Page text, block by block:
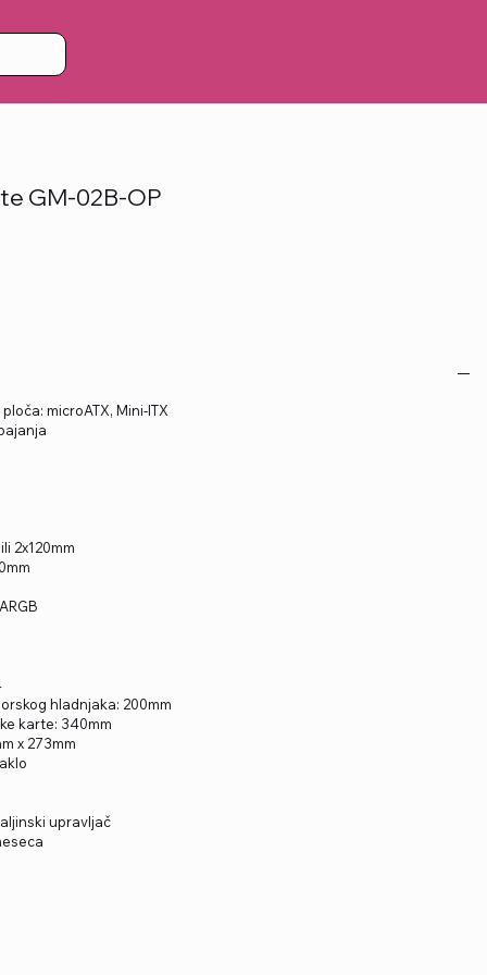
GM-02B-OP
microATX, Mini-ITX
2x120mm
hladnjaka: 200mm
karte: 340mm
x 273mm
upravljač